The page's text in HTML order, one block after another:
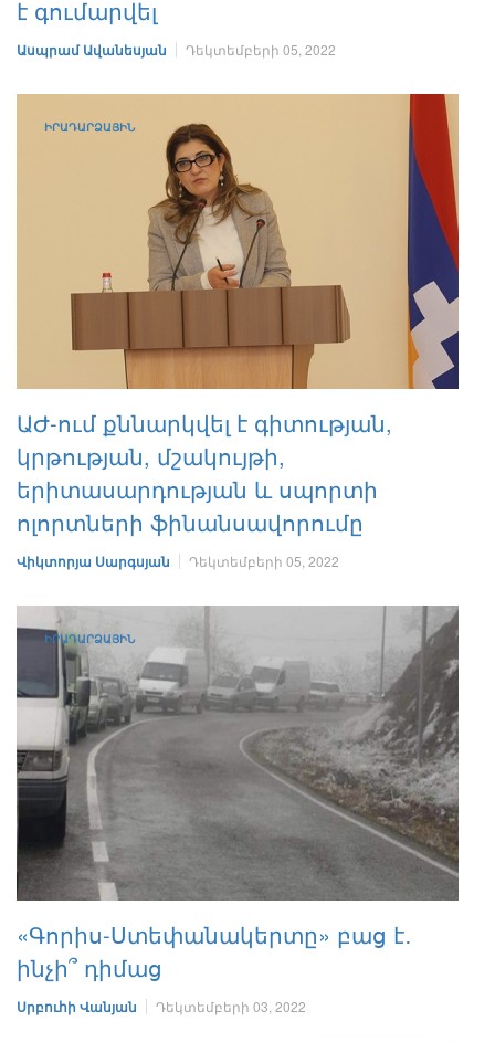
է գումարվել
Ասպրամ Ավանեսյան Դեկտեմբերի 05, 2022
ԻՐԱԴԱՐՁԱՅԻՆ
ԱԺ-ում քննարկվել է գիտության,
կրթության, մշակույթի,
երիտասարդության և սպորտի
ոլորտների ֆինանսավորումը
Վիկտորյա Սարգսյան Դեկտեմբերի 05, 2022
ԻՐԱԴԱՐՁԱՅԻՆ
«Գորիս-Ստեփանակերտը» բաց է․
ինչի՞ դիմաց
Սրբուհի Վանյան Դեկտեմբերի 03, 2022